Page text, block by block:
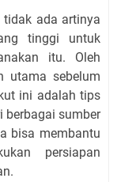
ada artinya
tinggi untuk
itu. Oleh
utama sebelum
ini adalah tips
berbagai sumber
bisa membantu
persiapan